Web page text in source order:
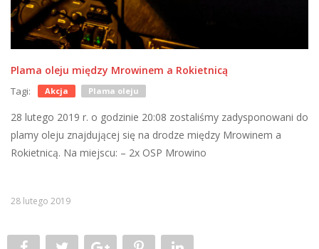
Plama oleju między Mrowinem a Rokietnicą
Tagi: Akcja Plama oleju
28 lutego 2019 r. o godzinie 20:08 zostaliśmy zadysponowani do
plamy oleju znajdującej się na drodze między Mrowinem a
Rokietnicą. Na miejscu: – 2x OSP Mrowino
28 lutego 2019